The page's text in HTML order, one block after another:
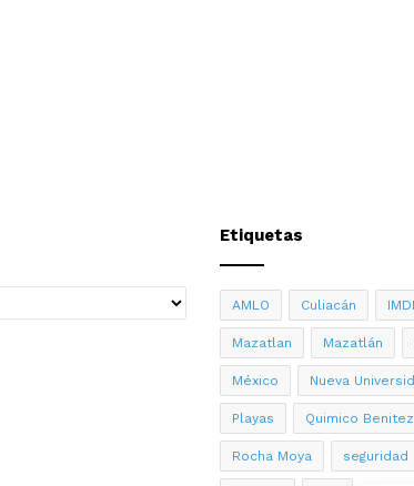
Etiquetas
AMLO Culiacán
Mazatlan Mazatlán
México Nueva
Playas Quimico Benitez
Rocha Moya seguridad